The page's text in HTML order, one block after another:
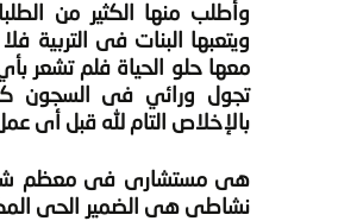
وأطلب منها الكثير من
ويتعبها البنات فى التربية
معها حلو الحياة فلم تشعر
تجول ورائي فى السجون
بالإخلاص التام لله قبل أى
هى مستشارى فى معظم
نشاطى هى الضمير الحى